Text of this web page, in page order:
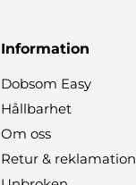
Information
Dobsom Easy
Hållbarhet
Om oss
Retur & reklamation